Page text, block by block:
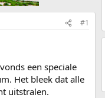
#1
een speciale
Het bleek dat alle
uitstralen.